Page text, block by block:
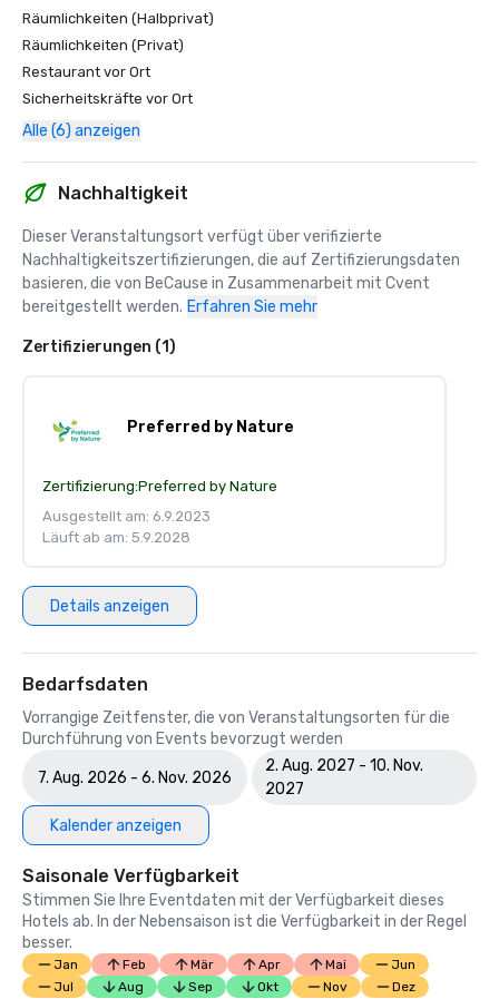
Räumlichkeiten (Halbprivat)
Räumlichkeiten (Privat)
Restaurant vor Ort
Sicherheitskräfte vor Ort
Alle (6) anzeigen
Nachhaltigkeit
Dieser Veranstaltungsort verfügt über verifizierte
Nachhaltigkeitszertifizierungen, die auf Zertifizierungsdaten
basieren, die von BeCause in Zusammenarbeit mit Cvent
bereitgestellt werden. Erfahren Sie mehr
Zertifizierungen (1)
Preferred by Nature
Zertifizierung:Preferred by Nature
Ausgestellt am: 6.9.2023
Läuft ab am: 5.9.2028
Details anzeigen
Bedarfsdaten
Vorrangige Zeitfenster, die von Veranstaltungsorten für die
Durchführung von Events bevorzugt werden
7. Aug. 2026 - 6. Nov. 2026
2. Aug. 2027 - 10. Nov.
2027
Kalender anzeigen
Saisonale Verfügbarkeit
Stimmen Sie Ihre Eventdaten mit der Verfügbarkeit dieses
Hotels ab. In der Nebensaison ist die Verfügbarkeit in der Regel
besser.
Jan Feb Mär Apr Mai
Jun
Jul
Aug Sep Okt Nov Dez